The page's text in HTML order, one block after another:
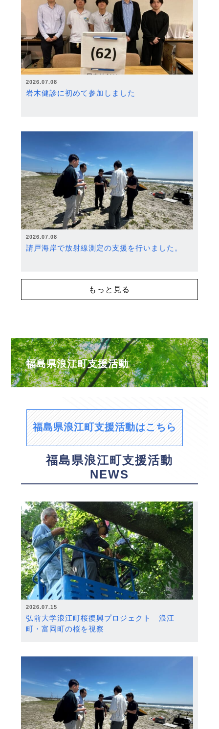
2026.07.08
岩木健診に初めて参加しました
2026.07.08
請戸海岸で放射線測定の支援を行いました。
もっと見る
福島県浪江町支援活動
福島県浪江町支援活動はこちら
福島県浪江町支援活動
NEWS
2026.07.15
弘前大学浪江町桜復興プロジェクト 浪江
町・富岡町の桜を視察